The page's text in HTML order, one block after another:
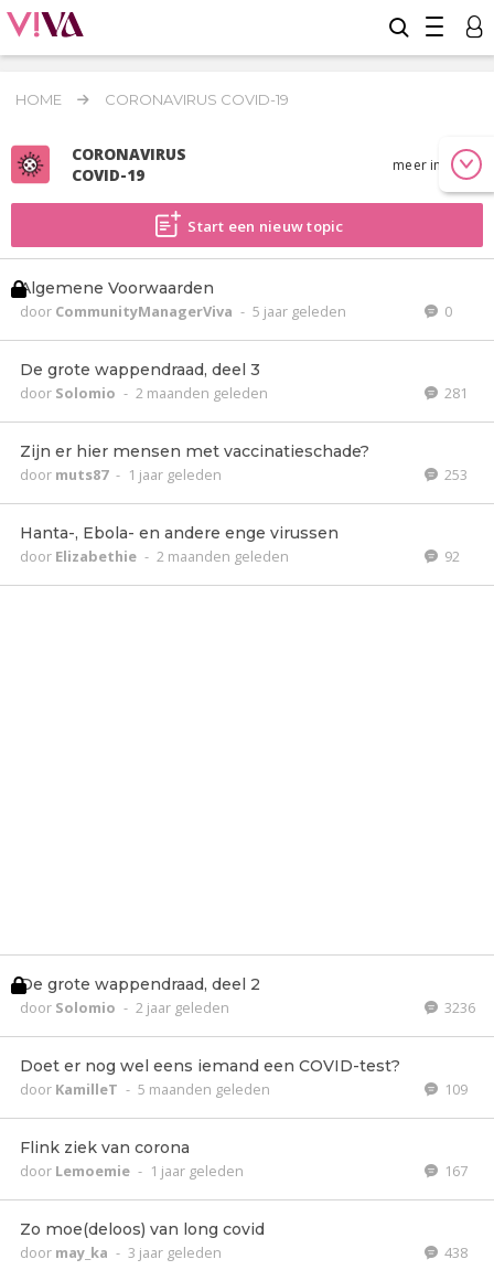
HOME CORONAVIRUS COVID-19
CORONAVIRUS
COVID-19
meer info
Start een nieuw topic
Algemene Voorwaarden
door CommunityManagerViva - 5 jaar geleden 0
De grote wappendraad, deel 3
door Solomio - 2 maanden geleden 281
Zijn er hier mensen met vaccinatieschade?
door muts87 - 1 jaar geleden 253
Hanta-, Ebola- en andere enge virussen
door Elizabethie - 2 maanden geleden 92
De grote wappendraad, deel 2
door Solomio - 2 jaar geleden 3236
Doet er nog wel eens iemand een COVID-test?
door KamilleT - 5 maanden geleden 109
Flink ziek van corona
door Lemoemie - 1 jaar geleden 167
Zo moe(deloos) van long covid
door may_ka - 3 jaar geleden 438